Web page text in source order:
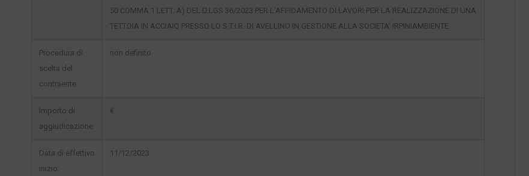
50 COMMA 1 LETT. A) DEL D.LGS 36/2023 PER L’AFFIDAMENTO DI LAVORI PER LA REALIZZAZIONE DI UNA
TETTOIA IN ACCIAIO PRESSO LO S.T.I.R. DI AVELLINO IN GESTIONE ALLA SOCIETA’ IRPINIAMBIENTE.
Procedura di
scelta del
contraente:
non definito
Importo di
aggiudicazione:
€
Data di effettivo
inizio:
11/12/2023